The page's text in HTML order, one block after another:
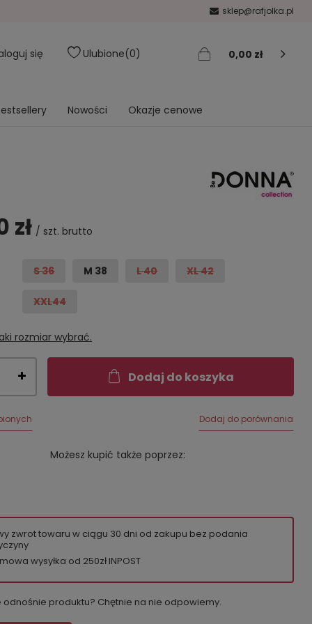
sklep@rafjolka.pl
się Ulubione 0 0,00 zł
Nowości Okazje cenowe
zł / szt. brutto
S 36 M 38 L 40 XL 42
XXL44
rozmiar wybrać.
Dodaj do koszyka
Dodaj do porównania
Możesz kupić także poprzez:
zwrot towaru w ciągu 30 dni od zakupu bez podania
wysyłka od 250zł INPOST
odnośnie produktu? Chętnie na nie odpowiemy.